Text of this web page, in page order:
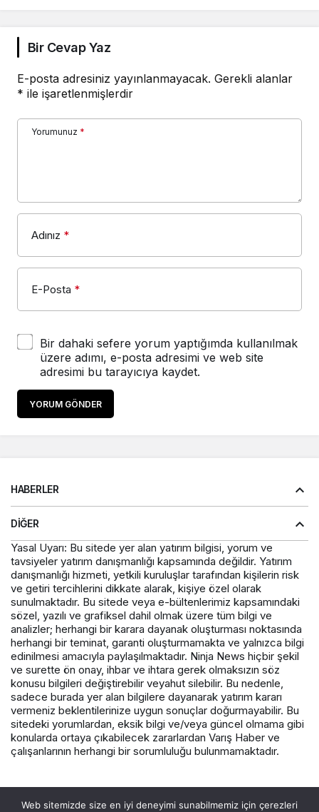
Bir Cevap Yaz
E-posta adresiniz yayınlanmayacak. Gerekli alanlar
* ile işaretlenmişlerdir
Yorumunuz *
Adınız *
E-Posta *
Bir dahaki sefere yorum yaptığımda kullanılmak
üzere adımı, e-posta adresimi ve web site
adresimi bu tarayıcıya kaydet.
YORUM GÖNDER
HABERLER
DIĞER
Yasal Uyarı: Bu sitede yer alan yatırım bilgisi, yorum ve
tavsiyeler yatırım danışmanlığı kapsamında değildir. Yatırım
danışmanlığı hizmeti, yetkili kuruluşlar tarafından kişilerin risk
ve getiri tercihlerini dikkate alarak, kişiye özel olarak
sunulmaktadır. Bu sitede veya e-bültenlerimiz kapsamındaki
sözel, yazılı ve grafiksel dahil olmak üzere tüm bilgi ve
analizler; herhangi bir karara dayanak oluşturması noktasında
herhangi bir teminat, garanti oluşturmamakta ve yalnızca bilgi
edinilmesi amacıyla paylaşılmaktadır. Ninja News hiçbir şekil
ve surette ön onay, ihbar ve ihtara gerek olmaksızın söz
konusu bilgileri değiştirebilir veyahut silebilir. Bu nedenle,
sadece burada yer alan bilgilere dayanarak yatırım kararı
vermeniz beklentilerinize uygun sonuçlar doğurmayabilir. Bu
sitedeki yorumlardan, eksik bilgi ve/veya güncel olmama gibi
konularda ortaya çıkabilecek zararlardan Varış Haber ve
çalışanlarının herhangi bir sorumluluğu bulunmamaktadır.
Web sitemizde size en iyi deneyimi sunabilmemiz için çerezleri